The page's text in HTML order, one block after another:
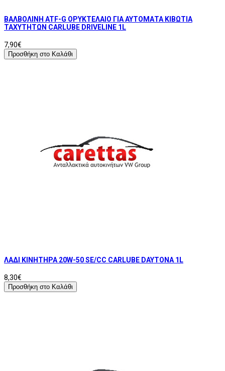
ΒΑΛΒΟΛΙΝΗ ATF-G ΟΡΥΚΤΕΛΑΙΟ ΓΙΑ ΑΥΤΟΜΑΤΑ ΚΙΒΩΤΙΑ
ΤΑΧΥΤΗΤΩΝ CARLUBE DRIVELINE 1L
7,90€
Προσθήκη στο Καλάθι
ΛΑΔΙ ΚΙΝΗΤΗΡΑ 20W-50 SE/CC CARLUBE DAYTONA 1L
8,30€
Προσθήκη στο Καλάθι